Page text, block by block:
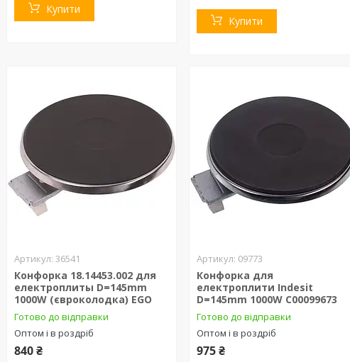
Купити
Купити
36541
Конфорка 18.14453.002 для
електроплиты D=145mm
1000W (євроколодка) EGO
Готово до відправки
Оптом і в роздріб
840 ₴
09773
Конфорка для
електроплити Indesit
D=145mm 1000W C00099673
Готово до відправки
Оптом і в роздріб
975 ₴